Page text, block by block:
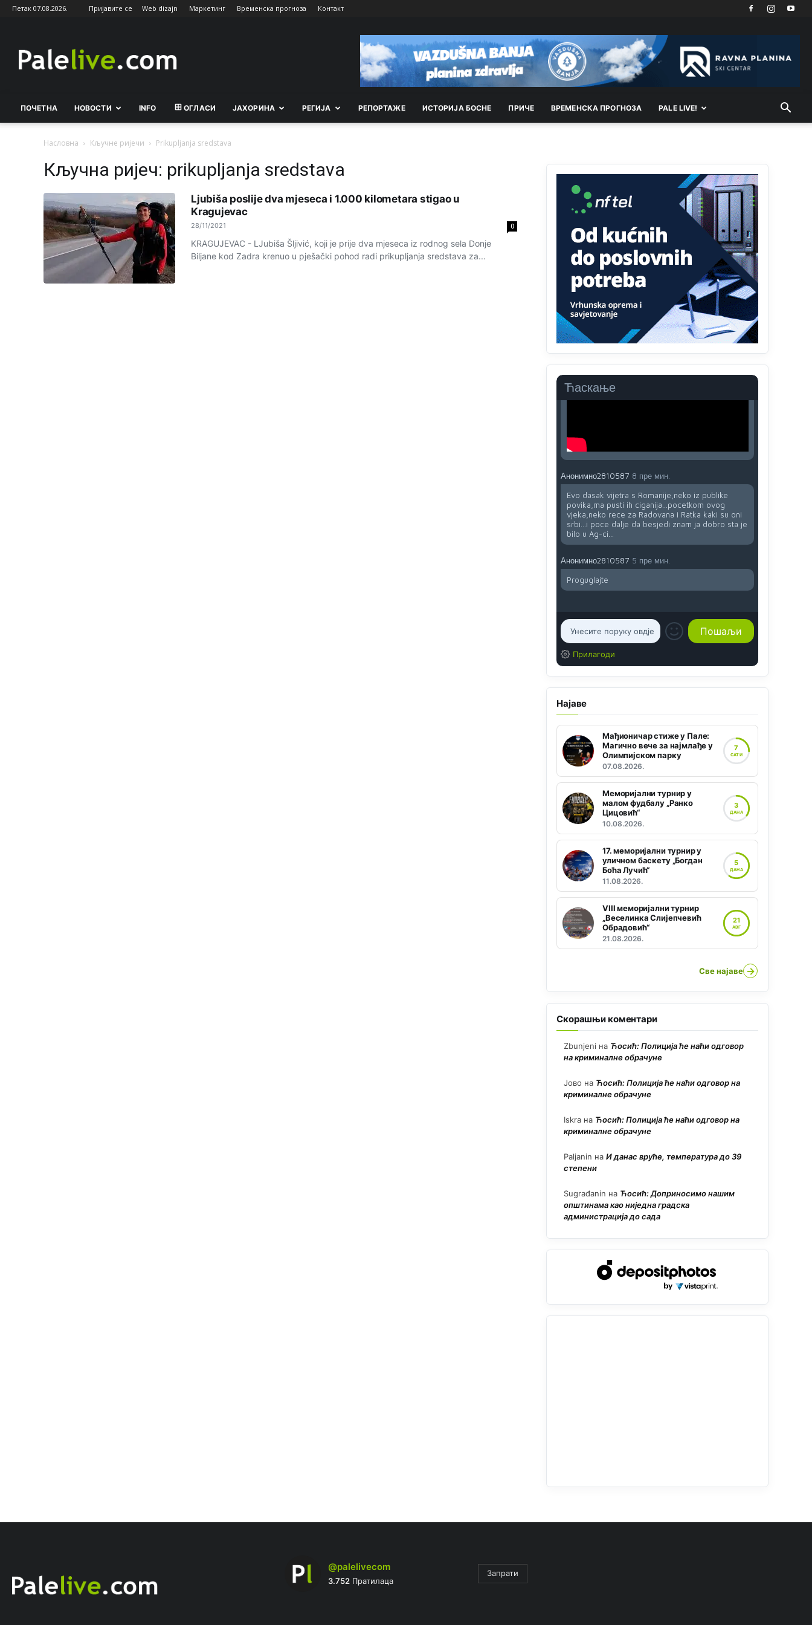
Петак 07.08.2026. Пријавите се Web dizajn Маркетинг Временска прогноза Контакт
ПОЧЕТНА НОВОСТИ INFO ОГЛАСИ ЈАХОРИНА РEГИЈА РEПОРТАЖE ИСТОРИЈА БОСНЕ ПРИЧЕ ВРEМEНСКА ПРОГНОЗА PALE LIVE!
Насловна Кључне ријечи Prikupljanja sredstava
Кључна ријеч: prikupljanja sredstava
Ljubiša poslije dva mjeseca i 1.000 kilometara stigao u
Kragujevac
28/11/2021 0
KRAGUJEVAC - LJubiša Šljivić, koji je prije dva mjeseca iz rodnog sela Donje
Biljane kod Zadra krenuo u pješački pohod radi prikupljanja sredstava za...
Ћаскање
Sve i da se nekim čudom vojska Srbije "vrati" na
Kosovo-kome će se vratiti? Gdje je dobrodošla i
koga da brani? A imamo vojsku Kosova kojoj
želimo svako dobro i da se što bolje opreme
Akò se prevede...manji umro nego sto se rodio.
Анонимно2806721
Kuniocu ide q u guz...
Анонимно2808843 јуче 6:20
reconquista
Анонимно2553747 6:49
Mile pozvao eleza da glasa .
Анонимно2808843 9:52
Анонимно2810587 8 пре мин.
Evo dasak vijetra s Romanije,neko iz publike
povika,ma pusti ih ciganija...pocetkom ovog
vjeka,neko rece za Radovana i Ratka kaki su oni
srbi...i poce dalje da besjedi znam ja dobro sta je
bilo u Ag-ci...
Анонимно2810587 5 пре мин.
Proguglajte
Прилагоди
Најаве
Мађионичар стиже у Пале:
Магично вече за најмлађе у
Олимпијском парку
07.08.2026.
7
САТИ
Меморијални турнир у
малом фудбалу „Ранко
Цицовић“
10.08.2026.
3
ДАНА
17. меморијални турнир у
уличном баскету „Богдан
Боћа Лучић“
11.08.2026.
5
ДАНА
VIII меморијални турнир
„Веселинка Слијепчевић
Обрадовић“
21.08.2026.
21
АВГ
Све најаве →
Скорашњи коментари
Zbunjeni на Ћосић: Полиција ће наћи одговор
на криминалне обрачуне
Јово на Ћосић: Полиција ће наћи одговор на
криминалне обрачуне
Iskra на Ћосић: Полиција ће наћи одговор на
криминалне обрачуне
Paljanin на И данас вруће, температура до 39
степени
Sugrađanin на Ћосић: Доприносимо нашим
општинама као ниједна градска
администрација до сада
@palelivecom
3.752Пратилаца
Запрати